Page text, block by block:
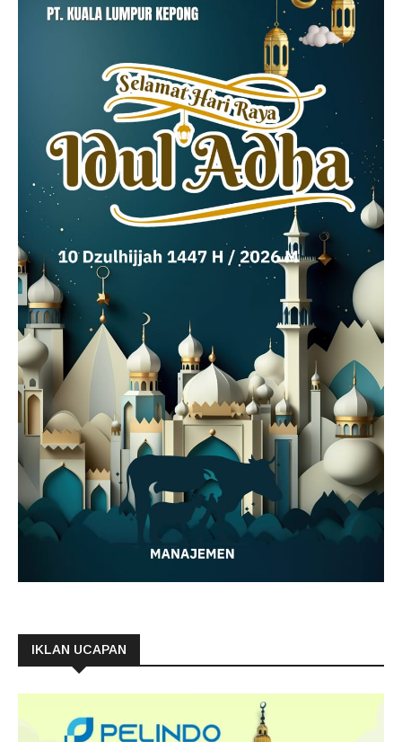
IKLAN UCAPAN